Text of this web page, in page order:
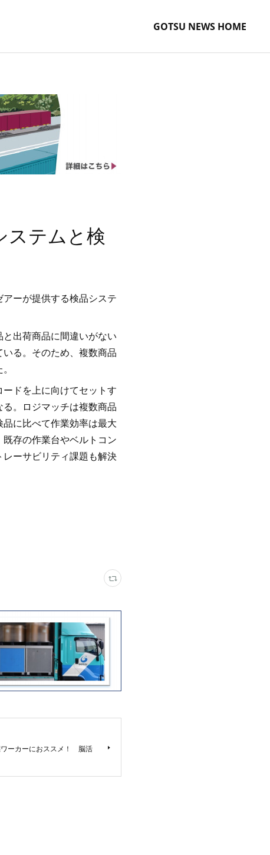
GOTSU NEWS HOME
テムと検
ーが提供する検品システ
出荷商品に間違いがない
る。そのため、複数商品
ドを上に向けてセットす
。ロジマッチは複数商品
に比べて作業効率は最大
存の作業台やベルトコン
ーサビリティ課題も解決
ーカーにおススメ！ 脳活